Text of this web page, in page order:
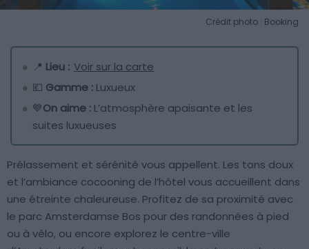
Crédit photo : Booking
📍 Lieu : Voir sur la carte
💶 Gamme : Luxueux
💙On aime : L’atmosphère apaisante et les
suites luxueuses
Prélassement et sérénité vous appellent. Les tons doux
et l’ambiance cocooning de l’hôtel vous accueillent dans
une étreinte chaleureuse. Profitez de sa proximité avec
le parc Amsterdamse Bos pour des randonnées à pied
ou à vélo, ou encore explorez le centre-ville